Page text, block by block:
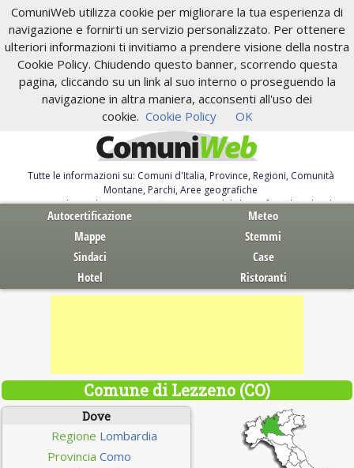
ComuniWeb utilizza cookie per migliorare la tua esperienza di
navigazione e fornirti un servizio personalizzato. Per ottenere
ulteriori informazioni ti invitiamo a prendere visione della nostra
Cookie Policy. Chiudendo questo banner, scorrendo questa
pagina, cliccando su un link al suo interno o proseguendo la
navigazione in altra maniera, acconsenti all'uso dei
cookie. Cookie Policy OK
Tutte le informazioni su: Comuni d'Italia, Province, Regioni, Comunità
Montane, Parchi, Aree geografiche
Servizi al Cittadino. Autocertificazione, moduli, leggi, free download
Autocertificazione
Meteo
Mappe
Stemmi
Sindaci
Case
Hotel
Ristoranti
Comune di Lezzeno (CO)
Dove
Regione Lombardia
Provincia Como